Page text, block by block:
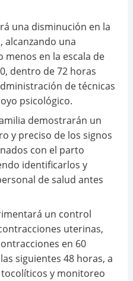
una disminución en la
alcanzando una
menos en la escala de
dentro de 72 horas
de técnicas
psicológico.
demostrarán un
y preciso de los signos
con el parto
identificarlos y
de salud antes
un control
uterinas,
en 60
siguientes 48 horas, a
y monitoreo